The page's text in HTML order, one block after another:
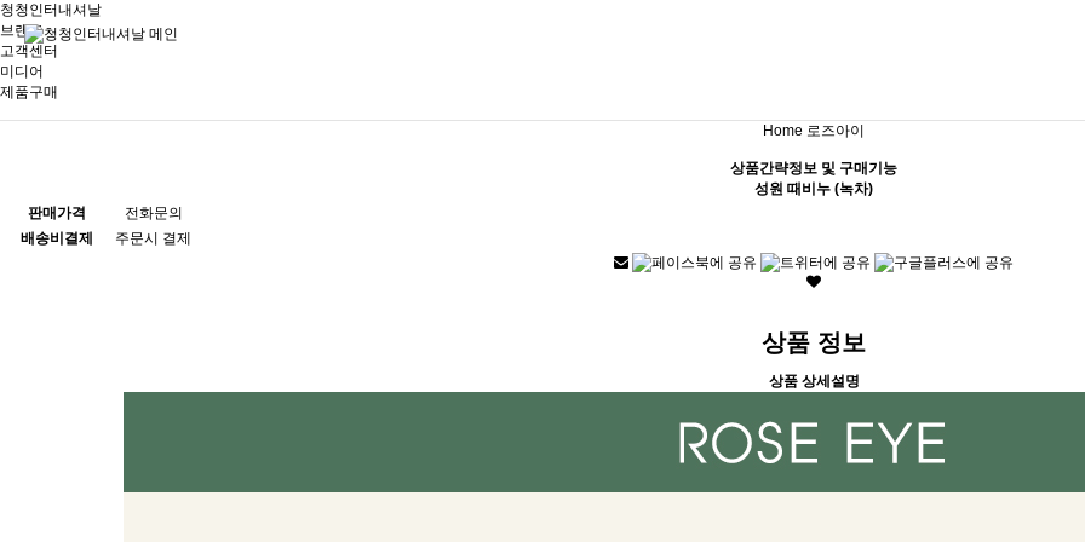
청청인터내셔날
브랜드
고객센터
미디어
제품구매
Home 로즈아이
상품간략정보 및 구매기능
성원 때비누 (녹차)
판매가격
전화문의
배송비결제
주문시 결제
상품 정보
상품 상세설명